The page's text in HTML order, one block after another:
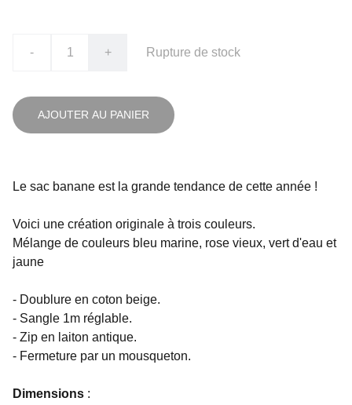
- + Rupture de stock
AJOUTER AU PANIER
Le sac banane est la grande tendance de cette année !
Voici une création originale à trois couleurs.
Mélange de couleurs bleu marine, rose vieux, vert d'eau et
jaune
- Doublure en coton beige.
- Sangle 1m réglable.
- Zip en laiton antique.
- Fermeture par un mousqueton.
Dimensions :